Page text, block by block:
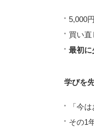
5,000
買い
最初に
学びを
「今
その1